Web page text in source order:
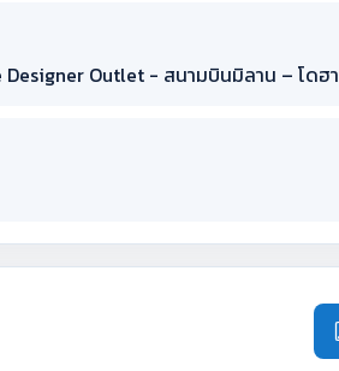
Outlet - สนามบินมิลาน – โดฮา